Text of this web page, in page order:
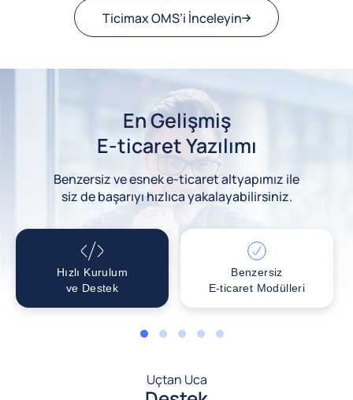
Ticimax OMS’i İnceleyin
En Gelişmiş
E-ticaret Yazılımı
Benzersiz ve esnek e-ticaret altyapımız ile
siz de başarıyı hızlıca yakalayabilirsiniz.
Hızlı Kurulum
ve Destek
Benzersiz
E-ticaret Modülleri
1 2 3 4 5
Uçtan Uca